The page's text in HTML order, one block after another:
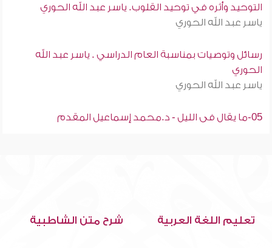
التوحيد وأثره في توحيد القلوب. ياسر عبد الله الحوري
ياسر عبد الله الحوري
رسائل وتوصيات بمناسبة العام الدراسي . ياسر عبد الله
الحوري
ياسر عبد الله الحوري
05-ما يقال فى الليل - د.محمد إسماعيل المقدم
تعليم اللغة العربية شرح متن الشاطبية